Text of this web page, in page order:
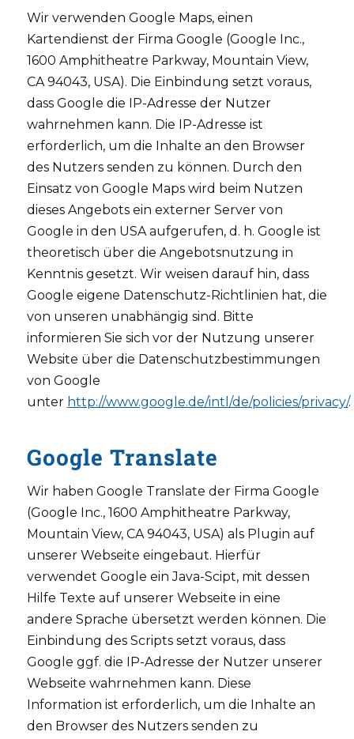
Wir verwenden Google Maps, einen
Kartendienst der Firma Google (Google Inc.,
1600 Amphitheatre Parkway, Mountain View,
CA 94043, USA). Die Einbindung setzt voraus,
dass Google die IP-Adresse der Nutzer
wahrnehmen kann. Die IP-Adresse ist
erforderlich, um die Inhalte an den Browser
des Nutzers senden zu können. Durch den
Einsatz von Google Maps wird beim Nutzen
dieses Angebots ein externer Server von
Google in den USA aufgerufen, d. h. Google ist
theoretisch über die Angebotsnutzung in
Kenntnis gesetzt. Wir weisen darauf hin, dass
Google eigene Datenschutz-Richtlinien hat, die
von unseren unabhängig sind. Bitte
informieren Sie sich vor der Nutzung unserer
Website über die Datenschutzbestimmungen
von Google
unter http://www.google.de/intl/de/policies/privacy/.
Google Translate
Wir haben Google Translate der Firma Google
(Google Inc., 1600 Amphitheatre Parkway,
Mountain View, CA 94043, USA) als Plugin auf
unserer Webseite eingebaut. Hierfür
verwendet Google ein Java-Scipt, mit dessen
Hilfe Texte auf unserer Webseite in eine
andere Sprache übersetzt werden können. Die
Einbindung des Scripts setzt voraus, dass
Google ggf. die IP-Adresse der Nutzer unserer
Webseite wahrnehmen kann. Diese
Information ist erforderlich, um die Inhalte an
den Browser des Nutzers senden zu